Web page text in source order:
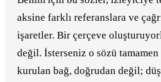
aksine farklı referanslara ve
işaretler. Bir çerçeve
değil. İsterseniz o sözü
kurulan bağ, doğrudan değil;